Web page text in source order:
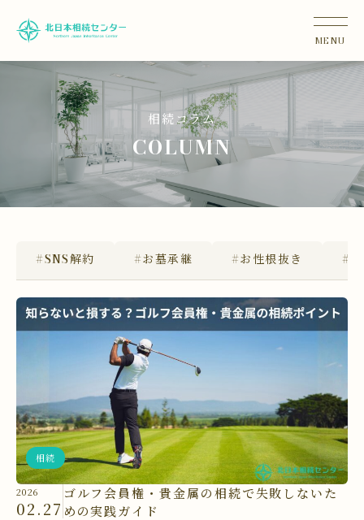
相続コラム
COLUMN
#SNS解約 #お墓承継 #お性根抜き #
相続
2026
02.27
ゴルフ会員権・貴金属の相続で失敗しないた
めの実践ガイド